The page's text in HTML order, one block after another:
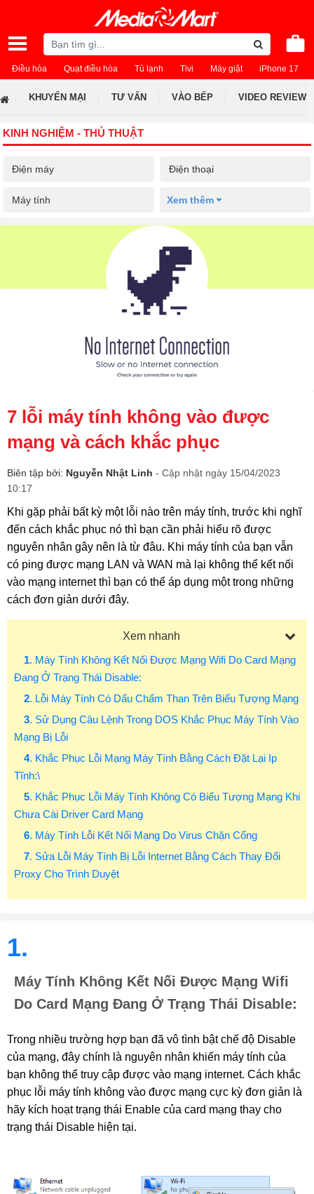
Điều hòa Quạt điều hòa Tủ lạnh Tivi Máy giặt iPhone 17
KHUYẾN MẠI TƯ VẤN VÀO BẾP VIDEO REVIEW
KINH NGHIỆM - THỦ THUẬT
Điện máy Điện thoại
Máy tính Xem thêm
7 lỗi máy tính không vào được
mạng và cách khắc phục
Biên tập bởi: Nguyễn Nhật Linh - Cập nhật ngày 15/04/2023
10:17
Khi gặp phải bất kỳ một lỗi nào trên máy tính, trước khi nghĩ
đến cách khắc phục nó thì bạn cần phải hiểu rõ được
nguyên nhân gây nên là từ đâu. Khi máy tính của bạn vẫn
có ping được mạng LAN và WAN mà lại không thể kết nối
vào mạng internet thì bạn có thể áp dụng một trong những
cách đơn giản dưới đây.
Xem nhanh
1. Máy Tính Không Kết Nối Được Mạng Wifi Do Card Mạng
Đang Ở Trạng Thái Disable:
2. Lỗi Máy Tính Có Dấu Chấm Than Trên Biểu Tượng Mạng
3. Sử Dụng Câu Lệnh Trong DOS Khắc Phục Máy Tính Vào
Mạng Bị Lỗi
4. Khắc Phục Lỗi Mạng Máy Tính Bằng Cách Đặt Lại Ip
Tĩnh:\
5. Khắc Phục Lỗi Máy Tính Không Có Biểu Tượng Mạng Khi
Chưa Cài Driver Card Mạng
6. Máy Tính Lỗi Kết Nối Mạng Do Virus Chặn Cổng
7. Sửa Lỗi Máy Tính Bị Lỗi Internet Bằng Cách Thay Đổi
Proxy Cho Trình Duyệt
1.
Máy Tính Không Kết Nối Được Mạng Wifi
Do Card Mạng Đang Ở Trạng Thái Disable:
Trong nhiều trường hợp bạn đã vô tình bật chế độ Disable
của mạng, đây chính là nguyên nhân khiến máy tính của
bạn không thể truy cập được vào mạng internet. Cách khắc
phục lỗi máy tính không vào được mạng cực kỳ đơn giản là
hãy kích hoạt trạng thái Enable của card mạng thay cho
trạng thái Disable hiện tại.